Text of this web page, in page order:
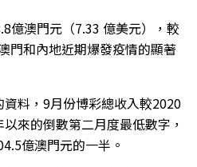
億澳門元（7.33 億美元），較
門和內地近期爆發疫情的顯著
料，9月份博彩總收入較2020
來的倒數第二月度最低數字，
億澳門元的一半。